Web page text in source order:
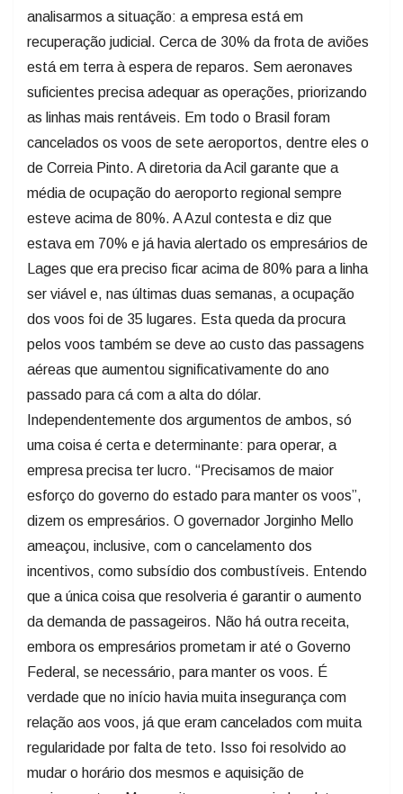
analisarmos a situação: a empresa está em
recuperação judicial. Cerca de 30% da frota de aviões
está em terra à espera de reparos. Sem aeronaves
suficientes precisa adequar as operações, priorizando
as linhas mais rentáveis. Em todo o Brasil foram
cancelados os voos de sete aeroportos, dentre eles o
de Correia Pinto. A diretoria da Acil garante que a
média de ocupação do aeroporto regional sempre
esteve acima de 80%. A Azul contesta e diz que
estava em 70% e já havia alertado os empresários de
Lages que era preciso ficar acima de 80% para a linha
ser viável e, nas últimas duas semanas, a ocupação
dos voos foi de 35 lugares. Esta queda da procura
pelos voos também se deve ao custo das passagens
aéreas que aumentou significativamente do ano
passado para cá com a alta do dólar.
Independentemente dos argumentos de ambos, só
uma coisa é certa e determinante: para operar, a
empresa precisa ter lucro. “Precisamos de maior
esforço do governo do estado para manter os voos”,
dizem os empresários. O governador Jorginho Mello
ameaçou, inclusive, com o cancelamento dos
incentivos, como subsídio dos combustíveis. Entendo
que a única coisa que resolveria é garantir o aumento
da demanda de passageiros. Não há outra receita,
embora os empresários prometam ir até o Governo
Federal, se necessário, para manter os voos. É
verdade que no início havia muita insegurança com
relação aos voos, já que eram cancelados com muita
regularidade por falta de teto. Isso foi resolvido ao
mudar o horário dos mesmos e aquisição de